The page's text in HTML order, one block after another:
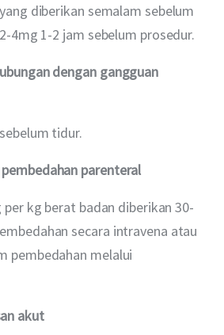
diberikan semalam sebelum
4mg 1-2 jam sebelum prosedur.
dengan gangguan
tidur.
parenteral
per kg berat badan diberikan 30-
secara intravena atau
pembedahan melalui
akut